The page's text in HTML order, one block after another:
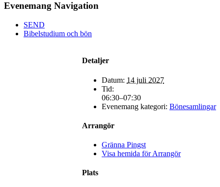
Evenemang Navigation
SEND
Bibelstudium och bön
Detaljer
Datum: 14 juli 2027
Tid:
06:30–07:30
Evenemang kategori: Bönesamlingar
Arrangör
Gränna Pingst
Visa hemida för Arrangör
Plats